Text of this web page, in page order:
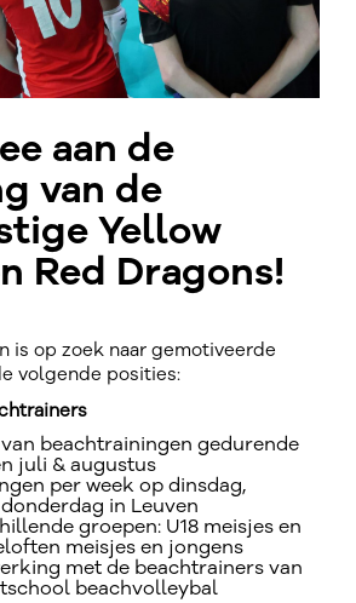
aan de
van de
Yellow
Red Dragons!
is op zoek naar gemotiveerde
volgende posities:
beachtrainingen gedurende
juli & augustus
per week op dinsdag,
in Leuven
groepen: U18 meisjes en
meisjes en jongens
met de beachtrainers van
beachvolleybal